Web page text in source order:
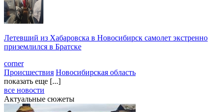
Летевший из Хабаровска в Новосибирск самолет экстренно
приземлился в Братске
corner
Происшествия Новосибирская область
показать еще [...]
все новости
Актуальные сюжеты